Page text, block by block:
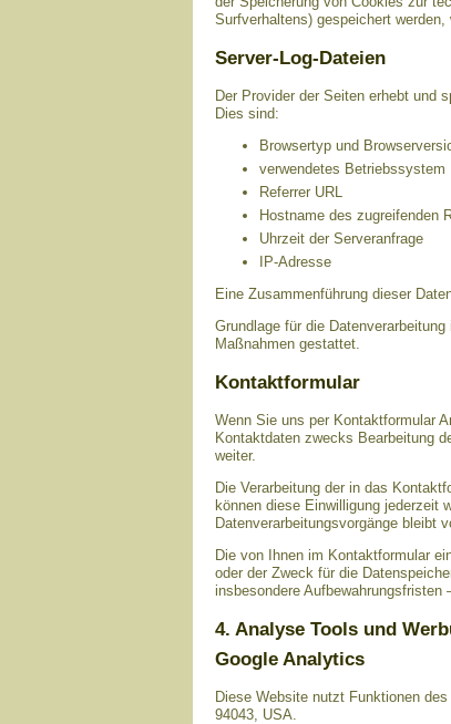
Surfverhaltens) gespeichert
Server-Log-Dateien
Der Provider der Seiten erhebt und
Dies sind:
Browsertyp und
verwendetes Betriebssystem
Referrer URL
Hostname des zugreifenden
Uhrzeit der Serveranfrage
IP-Adresse
Eine Zusammenführung dieser
Grundlage für die
Maßnahmen gestattet.
Kontaktformular
Wenn Sie uns per Kontaktformular
Kontaktdaten zwecks Bearbeitung
weiter.
Die Verarbeitung der in das
können diese Einwilligung jederzeit
Datenverarbeitungsvorgänge bleibt
Die von Ihnen im Kontaktformular
oder der Zweck für die
insbesondere Aufbewahrungsfristen
4. Analyse Tools und
Google Analytics
Diese Website nutzt Funktionen
94043, USA.